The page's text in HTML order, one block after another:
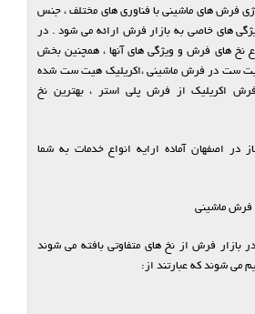
فرش های ماشینی با فناوری های مختلف ، جنس
های خاصی به بازار فرش ارائه می شود . در
نخ های فرش و ویژگی های آنها ، همچنین بخش
ست در فرش ماشینی ،اکریلیک هیت ست شده
اکریلیک از فرش پلی استر ، بهترین نخ
در اصفهان آماده ارایه انواع خدمات به شما
فرش ماشینی
بازار فرش از نخ های متفاوتی بافته می شوند
می شوند که عبارتند از: